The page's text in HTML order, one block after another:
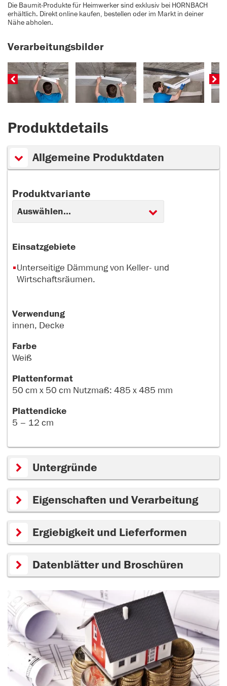
Die Baumit-Produkte für Heimwerker sind exklusiv bei HORNBACH
erhältlich. Direkt online kaufen, bestellen oder im Markt in deiner
Nähe abholen.
Verarbeitungsbilder
Produktdetails
Allgemeine Produktdaten
Produktvariante
Einsatzgebiete
Unterseitige Dämmung von Keller- und
Wirtschaftsräumen.
Verwendung
innen, Decke
Farbe
Weiß
Plattenformat
50 cm x 50 cm Nutzmaß: 485 x 485 mm
Plattendicke
5 – 12 cm
Untergründe
Eigenschaften und Verarbeitung
Ergiebigkeit und Lieferformen
Datenblätter und Broschüren